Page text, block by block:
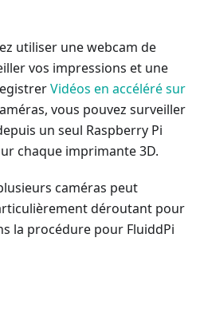
utiliser une webcam de
vos impressions et une
Vidéos en accéléré sur
vous pouvez surveiller
un seul Raspberry Pi
chaque imprimante 3D.
caméras peut
déroutant pour
la procédure pour FluiddPi